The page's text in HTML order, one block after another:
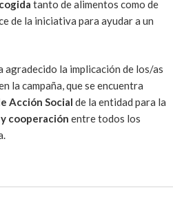
tanto de alimentos como de
de la iniciativa para ayudar a un
agradecido la implicación de los/as
la campaña, que se encuentra
Acción Social de la entidad para la
cooperación entre todos los